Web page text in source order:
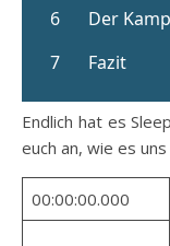
Endlich hat es Sleeping Gods auf den Tisch geschafft. Hört
euch an, wie es
00:00:00.000